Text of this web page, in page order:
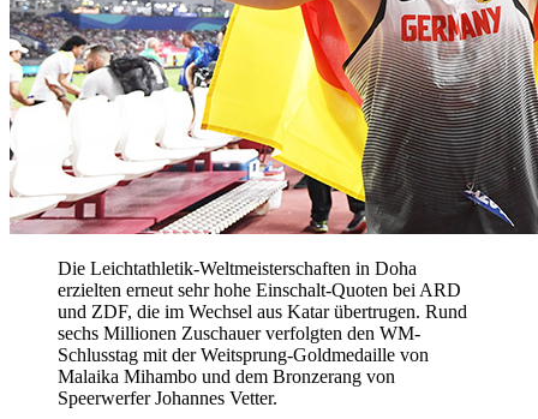
Die Leichtathletik-Weltmeisterschaften in Doha
erzielten erneut sehr hohe Einschalt-Quoten bei ARD
und ZDF, die im Wechsel aus Katar übertrugen. Rund
sechs Millionen Zuschauer verfolgten den WM-
Schlusstag mit der Weitsprung-Goldmedaille von
Malaika Mihambo und dem Bronzerang von
Speerwerfer Johannes Vetter.